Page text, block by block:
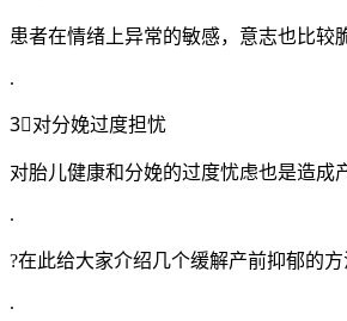
患者在情绪上异常的敏感，意志也比较
.
3⃣️对分娩过度担忧
对胎儿健康和分娩的过度忧虑也是造成
.
?在此给大家介绍几个缓解产前抑郁的方
.